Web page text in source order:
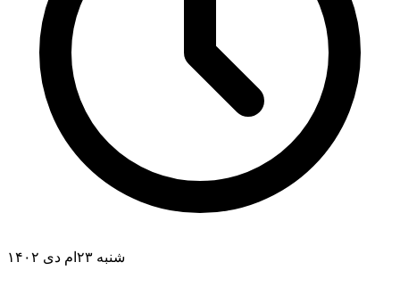
شنبه ۲۳ام دی ۱۴۰۲